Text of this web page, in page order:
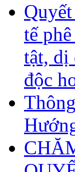
tế
tật, dị
độc